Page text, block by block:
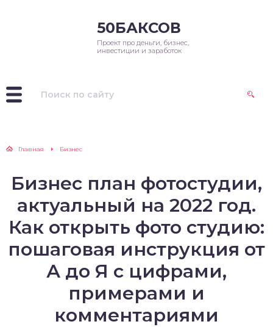
50БАКСОВ
Проект про деньги, бизнес,
инвестиции и заработок
Главная Бизнес
Бизнес план фотостудии,
актуальный на 2022 год.
Как открыть фото студию:
пошаговая инструкция от
А до Я с цифрами,
примерами и
комментариями